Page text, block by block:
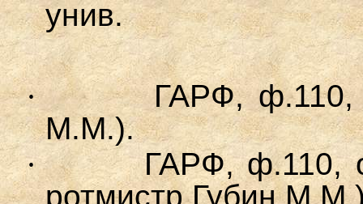
унив.
· ГАРФ, ф.110,
М.М.).
·
ГАРФ, ф.110,
ротмистр Губин